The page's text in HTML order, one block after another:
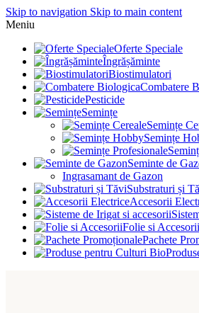
Skip to navigation Skip to main content
Meniu
Oferte Speciale
Îngrășăminte
Biostimulatori
Combatere
Pesticide
Semințe
Semințe
Semințe
Seminte de
Ingrasamant de Gazon
Substraturi și
Accesorii
Folie si Accesorii
Pachete